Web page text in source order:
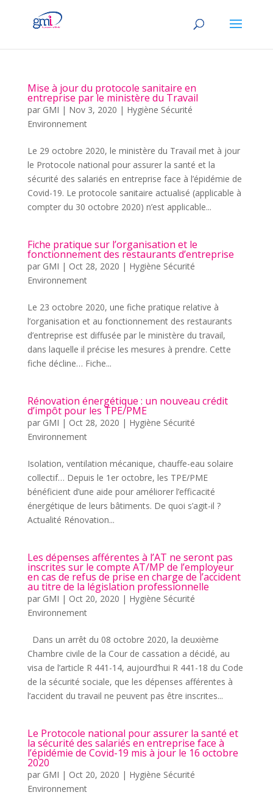
Mise à jour du protocole sanitaire en
entreprise par le ministère du Travail
par GMI | Nov 3, 2020 | Hygiène Sécurité
Environnement
Le 29 octobre 2020, le ministère du Travail met à jour
le Protocole national pour assurer la santé et la
sécurité des salariés en entreprise face à l’épidémie de
Covid-19. Le protocole sanitaire actualisé (applicable à
compter du 30 octobre 2020) n’est applicable...
Fiche pratique sur l’organisation et le
fonctionnement des restaurants d’entreprise
par GMI | Oct 28, 2020 | Hygiène Sécurité
Environnement
Le 23 octobre 2020, une fiche pratique relative à
l’organisation et au fonctionnement des restaurants
d’entreprise est diffusée par le ministère du travail,
dans laquelle il précise les mesures à prendre. Cette
fiche décline… Fiche...
Rénovation énergétique : un nouveau crédit
d’impôt pour les TPE/PME
par GMI | Oct 28, 2020 | Hygiène Sécurité
Environnement
Isolation, ventilation mécanique, chauffe-eau solaire
collectif… Depuis le 1er octobre, les TPE/PME
bénéficient d’une aide pour améliorer l’efficacité
énergétique de leurs bâtiments. De quoi s’agit-il ?
Actualité Rénovation...
Les dépenses afférentes à l’AT ne seront pas
inscrites sur le compte AT/MP de l’employeur
en cas de refus de prise en charge de l’accident
au titre de la législation professionnelle
par GMI | Oct 20, 2020 | Hygiène Sécurité
Environnement
Dans un arrêt du 08 octobre 2020, la deuxième
Chambre civile de la Cour de cassation a décidé, au
visa de l’article R 441-14, aujourd’hui R 441-18 du Code
de la sécurité sociale, que les dépenses afférentes à
l’accident du travail ne peuvent pas être inscrites...
Le Protocole national pour assurer la santé et
la sécurité des salariés en entreprise face à
l’épidémie de Covid-19 mis à jour le 16 octobre
2020
par GMI | Oct 20, 2020 | Hygiène Sécurité
Environnement